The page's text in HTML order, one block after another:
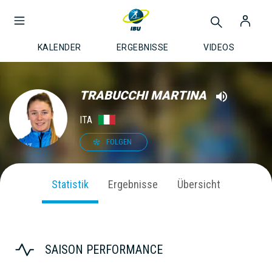
KALENDER ERGEBNISSE VIDEOS
TRABUCCHI MARTINA
ITA
FOLGEN
Statistik Ergebnisse Übersicht
SAISON PERFORMANCE